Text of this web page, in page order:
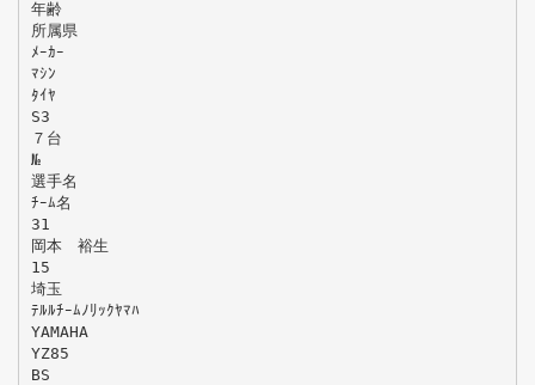
年齢
所属県
ﾒｰｶｰ
ﾏｼﾝ
ﾀｲﾔ
S3
７台
№
選手名
ﾁｰﾑ名
31
岡本 裕生
15
埼玉
ﾃﾙﾙﾁｰﾑﾉﾘｯｸﾔﾏﾊ
YAMAHA
YZ85
BS